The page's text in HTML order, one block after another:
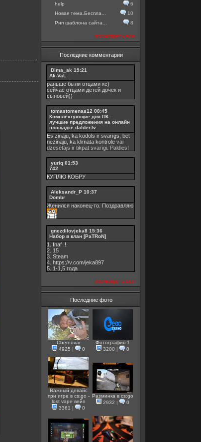
help
6
Новая тема.Беспла...
10
Рип шаблона сайта...
8
посмотреть все
Последние комментарии
Dima_ak 19:21
Ak-VaL
раньше были отцами кс)
сейчас отцами детей дочек и
сыновей))
tomastomenas12 08:45
Комплектующие для ПК –
лучшие предложения на онлайн
площадке dalder.lv
Es zināju, ka kodols ir svarīgs, bet
nezināju, ka klimata kontrole vai
dzesētājs ir tikpat svarīgi. Paldies!
yuriq 01:53
742
КУПЛЮ КОБРУ
Aleksandr_P 10:37
Dombr
Женился наконец-то. Поздравляю
gnezdilovjeka8 15:36
Набор в клан [PaTRoN]
1. fnaf .!.
2. 15
3. Steam
4. https://v.com/jeka897
5. 1-1,5 годa
посмотреть все
Последние фото
Chernovar
4925 | 0
Фотография 1
3200 | 0
Важный девайс
при игре в cs:go -
lost vape вейп
3361 | 0
Разминка в cs:go
2932 | 0